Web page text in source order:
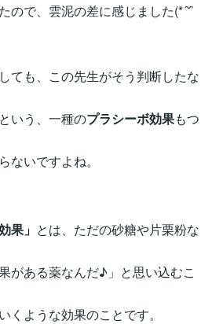
ので、雲泥の差に感じました(*´˘`
ても、この先生がそう判断したな
いう、一種のプラシーボ効果もつ
ないですよね。
果」 とは、ただの砂糖や片栗粉な
がある薬なんだ♪」と思い込むこ
くような効果のことです。